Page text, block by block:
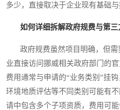
多少，直接取决于企业现有基础与
如何详细拆解政府规费与第三
政府规费虽然项目明确，但需
业直接访问挪威相关政府部门的
费用通常与申请的“业务类别”挂
环境地质评估等不同类别可能有
请中包含多个子项资质，费用可